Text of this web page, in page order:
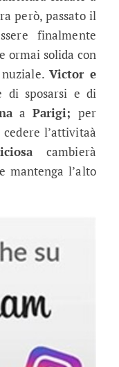
però, passato il
finalmente
ormai solida con
Victor e
di sposarsi e di
a Parigi; per
l’attivitaà
cambierà
mantenga l’alto